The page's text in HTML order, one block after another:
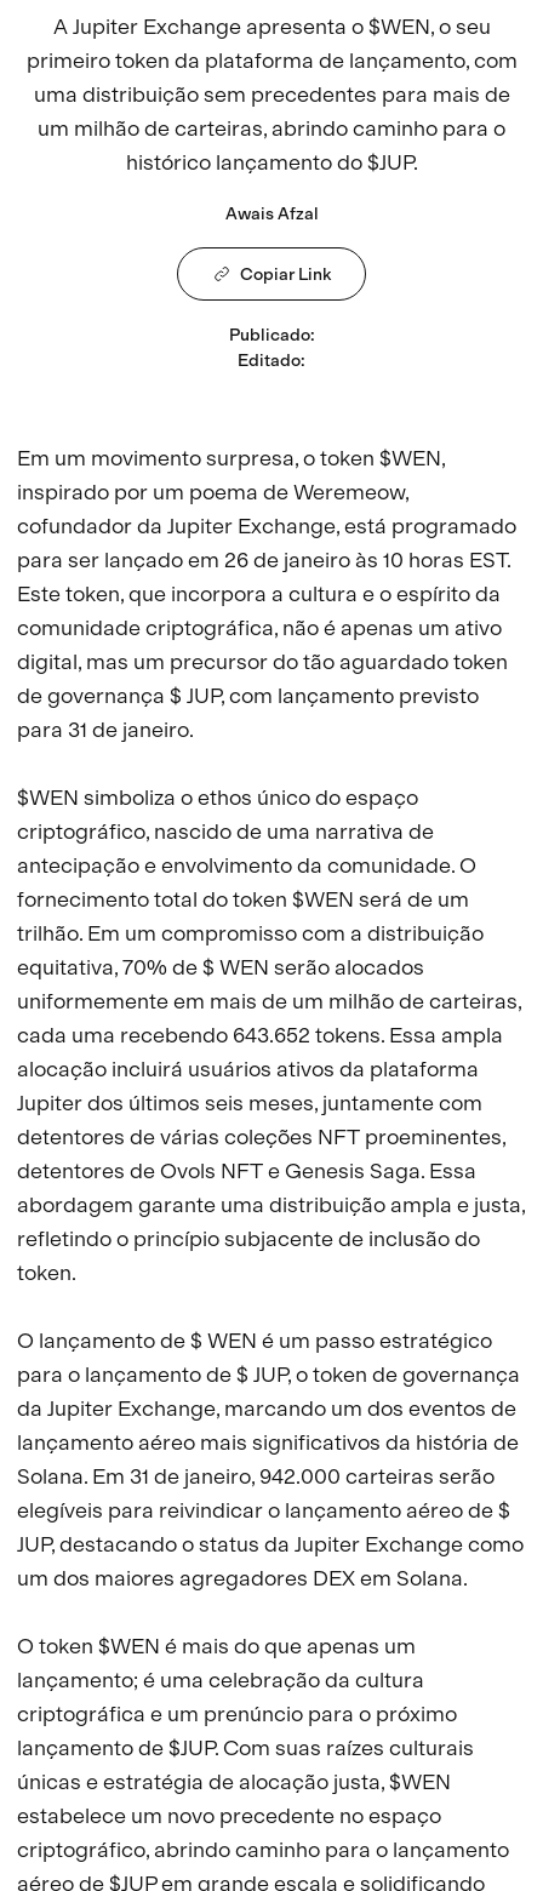
A Jupiter Exchange apresenta o $WEN, o seu
primeiro token da plataforma de lançamento, com
uma distribuição sem precedentes para mais de
um milhão de carteiras, abrindo caminho para o
histórico lançamento do $JUP.
Awais Afzal
Copiar Link
Publicado:
Editado:
Em um movimento surpresa, o token $WEN,
inspirado por um poema de Weremeow,
cofundador da Jupiter Exchange, está programado
para ser lançado em 26 de janeiro às 10 horas EST.
Este token, que incorpora a cultura e o espírito da
comunidade criptográfica, não é apenas um ativo
digital, mas um precursor do tão aguardado token
de governança $ JUP, com lançamento previsto
para 31 de janeiro.
$WEN simboliza o ethos único do espaço
criptográfico, nascido de uma narrativa de
antecipação e envolvimento da comunidade. O
fornecimento total do token $WEN será de um
trilhão. Em um compromisso com a distribuição
equitativa, 70% de $ WEN serão alocados
uniformemente em mais de um milhão de carteiras,
cada uma recebendo 643.652 tokens. Essa ampla
alocação incluirá usuários ativos da plataforma
Jupiter dos últimos seis meses, juntamente com
detentores de várias coleções NFT proeminentes,
detentores de Ovols NFT e Genesis Saga. Essa
abordagem garante uma distribuição ampla e justa,
refletindo o princípio subjacente de inclusão do
token.
O lançamento de $ WEN é um passo estratégico
para o lançamento de $ JUP, o token de governança
da Jupiter Exchange, marcando um dos eventos de
lançamento aéreo mais significativos da história de
Solana. Em 31 de janeiro, 942.000 carteiras serão
elegíveis para reivindicar o lançamento aéreo de $
JUP, destacando o status da Jupiter Exchange como
um dos maiores agregadores DEX em Solana.
O token $WEN é mais do que apenas um
lançamento; é uma celebração da cultura
criptográfica e um prenúncio para o próximo
lançamento de $JUP. Com suas raízes culturais
únicas e estratégia de alocação justa, $WEN
estabelece um novo precedente no espaço
criptográfico, abrindo caminho para o lançamento
aéreo de $JUP em grande escala e solidificando